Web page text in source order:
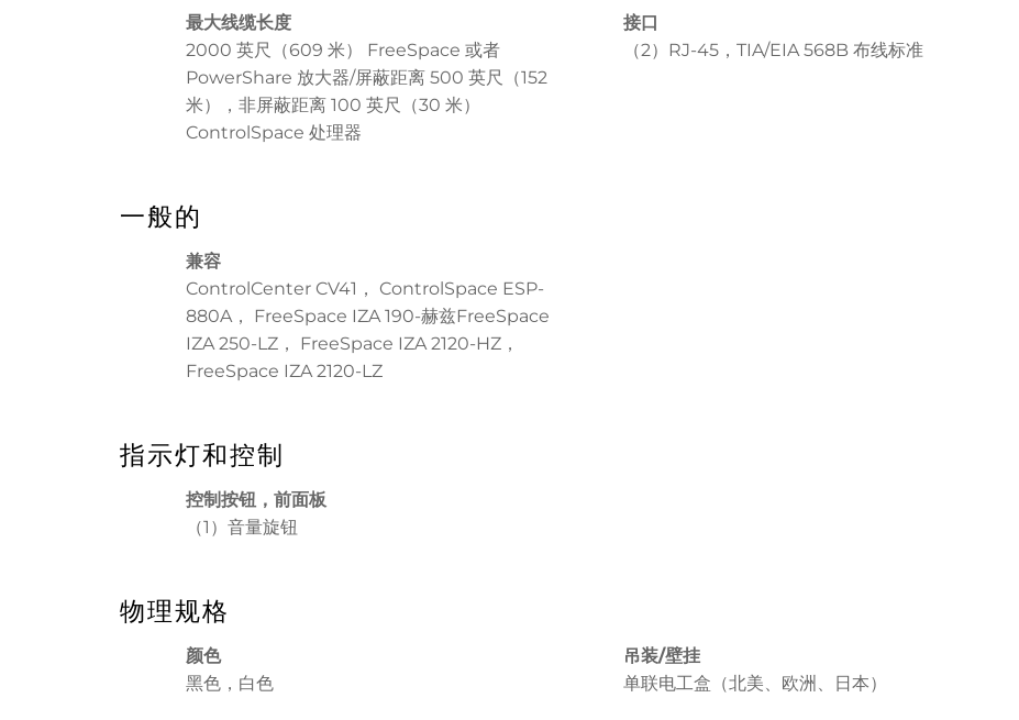
最大线缆长度
2000 英尺（609 米） FreeSpace 或者
PowerShare 放大器/屏蔽距离 500 英尺（152
米），非屏蔽距离 100 英尺（30 米）
ControlSpace 处理器
接口
（2）RJ-45，TIA/EIA 568B 布线标准
一般的
兼容
ControlCenter CV41， ControlSpace ESP-
880A， FreeSpace IZA 190-赫兹FreeSpace
IZA 250-LZ， FreeSpace IZA 2120-HZ，
FreeSpace IZA 2120-LZ
指示灯和控制
控制按钮，前面板
（1）音量旋钮
物理规格
颜色
黑色，白色
吊装/壁挂
单联电工盒（北美、欧洲、日本）